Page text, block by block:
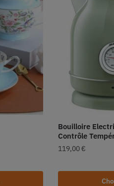
Bouilloire
Contrôle
119,00 €